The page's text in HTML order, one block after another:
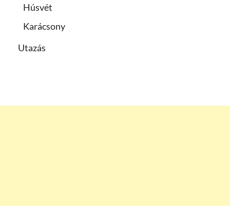
Húsvét
Karácsony
Utazás